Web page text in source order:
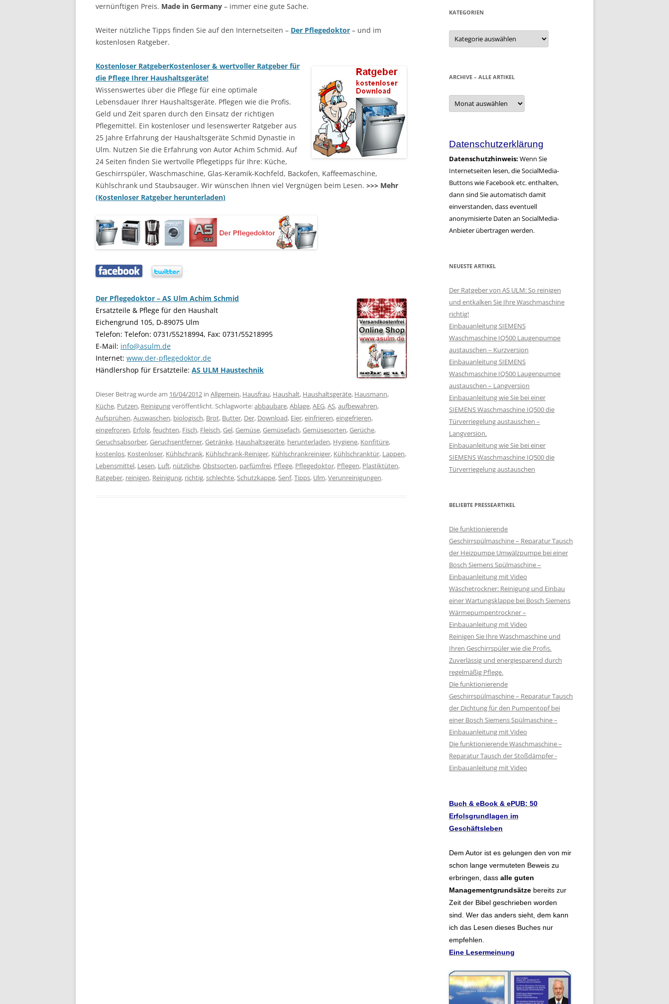
vernünftigen Preis. Made in Germany – immer eine gute Sache.
Weiter nützliche Tipps finden Sie auf den Internetseiten – Der Pflegedoktor – und im
kostenlosen Ratgeber.
Kostenloser RatgeberKostenloser & wertvoller Ratgeber für
die Pflege Ihrer Haushaltsgeräte!
Wissenswertes über die Pflege für eine optimale
Lebensdauer Ihrer Haushaltsgeräte. Pflegen wie die Profis.
Geld und Zeit sparen durch den Einsatz der richtigen
Pflegemittel. Ein kostenloser und lesenswerter Ratgeber aus
25 Jahre Erfahrung der Haushaltsgeräte Schmid Dynastie in
Ulm. Nutzen Sie die Erfahrung von Autor Achim Schmid. Auf
24 Seiten finden Sie wertvolle Pflegetipps für Ihre: Küche,
Geschirrspüler, Waschmaschine, Glas-Keramik-Kochfeld, Backofen, Kaffeemaschine,
Kühlschrank und Staubsauger. Wir wünschen Ihnen viel Vergnügen beim Lesen. >>> Mehr
(Kostenloser Ratgeber herunterladen)
Der Pflegedoktor – AS Ulm Achim Schmid
Ersatzteile & Pflege für den Haushalt
Eichengrund 105, D-89075 Ulm
Telefon: Telefon: 0731/55218994, Fax: 0731/55218995
E-Mail: info@asulm.de
Internet: www.der-pflegedoktor.de
Händlershop für Ersatzteile: AS ULM Haustechnik
Dieser Beitrag wurde am 16/04/2012 in Allgemein, Hausfrau, Haushalt, Haushaltsgeräte, Hausmann,
Küche, Putzen, Reinigungveröffentlicht. Schlagworte:abbaubare,Ablage,AEG,AS,aufbewahren,
Aufsprühen,Auswaschen, biologisch, Brot, Butter, Der, Download, Eier,einfrieren,eingefrieren,
eingefroren, Erfolg,feuchten, Fisch, Fleisch,Gel,Gemüse,Gemüsefach,Gemüsesorten,Gerüche,
Geruchsabsorber,Geruchsentferner,Getränke, Haushaltsgeräte, herunterladen, Hygiene, Konfitüre,
kostenlos, Kostenloser, Kühlschrank, Kühlschrank-Reiniger, Kühlschrankreiniger, Kühlschranktür, Lappen,
Lebensmittel, Lesen, Luft, nützliche,Obstsorten, parfümfrei, Pflege, Pflegedoktor, Pflegen, Plastiktüten,
Ratgeber, reinigen, Reinigung, richtig,schlechte,Schutzkappe,Senf,Tipps, Ulm,Verunreinigungen.
KATEGORIEN
Kategorien
ARCHIVE – ALLE ARTIKEL
Archive
alle
Datenschutzerklärung
Datenschutzhinweis: Wenn Sie
Internetseiten lesen, die SocialMedia-
Buttons wie Facebook etc. enthalten,
dann sind Sie automatisch damit
einverstanden, dass eventuell
anonymisierte Daten an SocialMedia-
Anbieter übertragen werden.
NEUESTE ARTIKEL
Der Ratgeber von AS ULM: So reinigen
und entkalken Sie Ihre Waschmaschine
richtig!
Einbauanleitung SIEMENS
Waschmaschine IQ500 Laugenpumpe
austauschen – Kurzversion
Einbauanleitung SIEMENS
Waschmaschine IQ500 Laugenpumpe
austauschen – Langversion
Einbauanleitung wie Sie bei einer
SIEMENS Waschmaschine IQ500 die
Türverriegelung austauschen –
Langversion.
Einbauanleitung wie Sie bei einer
SIEMENS Waschmaschine IQ500 die
Türverriegelung austauschen
BELIEBTE PRESSEARTIKEL
Die funktionierende
Geschirrspülmaschine – Reparatur Tausch
der Heizpumpe Umwälzpumpe bei einer
Bosch Siemens Spülmaschine –
Einbauanleitung mit Video
Wäschetrockner: Reinigung und Einbau
einer Wartungsklappe bei Bosch Siemens
Wärmepumpentrockner –
Einbauanleitung mit Video
Reinigen Sie Ihre Waschmaschine und
Ihren Geschirrspüler wie die Profis.
Zuverlässig und energiesparend durch
regelmäßig Pflege.
Die funktionierende
Geschirrspülmaschine – Reparatur Tausch
der Dichtung für den Pumpentopf bei
einer Bosch Siemens Spülmaschine –
Einbauanleitung mit Video
Die funktionierende Waschmaschine –
Reparatur Tausch der Stoßdämpfer -
Einbauanleitung mit Video
Buch & eBook & ePUB: 50
Erfolsgrundlagen im
Geschäftsleben
Dem Autor ist es gelungen den von mir
schon lange vermuteten Beweis zu
erbringen, dass alle guten
Managementgrundsätze bereits zur
Zeit der Bibel geschrieben worden
sind. Wer das anders sieht, dem kann
ich das Lesen dieses Buches nur
empfehlen.
Eine Lesermeinung